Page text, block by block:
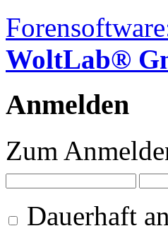
WoltLab®
Anmelden
Zum
Dauerhaft